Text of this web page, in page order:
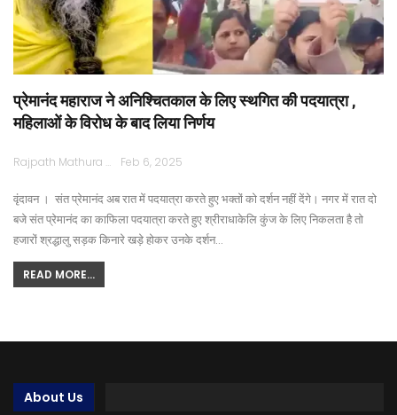
प्रेमानंद महाराज ने अनिश्चितकाल के लिए स्थगित की पदयात्रा ,
महिलाओं के विरोध के बाद लिया निर्णय
Rajpath Mathura Feb 6, 2025
वृंदावन । संत प्रेमानंद अब रात में पदयात्रा करते हुए भक्तों को दर्शन नहीं देंगे। नगर में रात दो
बजे संत प्रेमानंद का काफिला पदयात्रा करते हुए श्रीराधाकेलि कुंज के लिए निकलता है तो
हजारों श्रद्धालु सड़क किनारे खड़े होकर उनके दर्शन…
READ MORE...
About Us